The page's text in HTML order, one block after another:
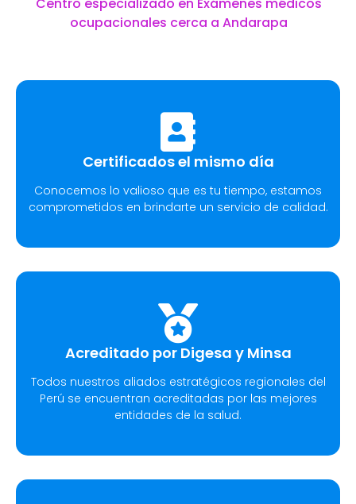
ocupacionales cerca a Andarapa
Certificados el mismo día
Conocemos lo valioso que es tu tiempo, estamos
comprometidos en brindarte un servicio de calidad.
Acreditado por Digesa y Minsa
Todos nuestros aliados estratégicos regionales del
Perú se encuentran acreditadas por las mejores
entidades de la salud.